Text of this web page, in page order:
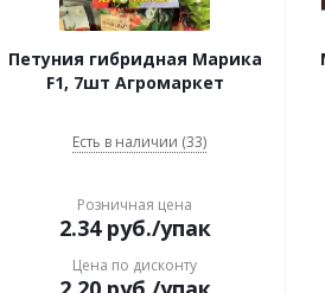
Петуния гибридная Марика
F1, 7шт Агромаркет
Есть в наличии (33)
Розничная цена
2.34руб./упак
Цена по дисконту